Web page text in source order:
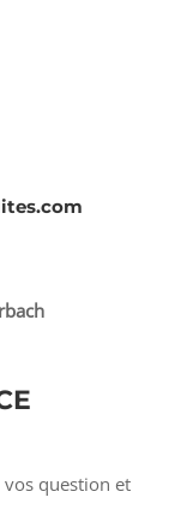
question et